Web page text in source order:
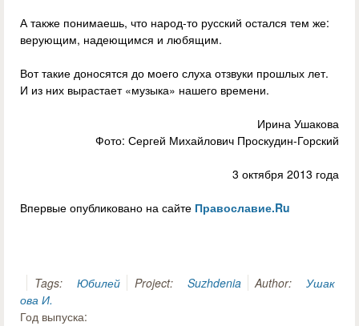
А также понимаешь, что народ-то русский остался тем же:
верующим, надеющимся и любящим.
Вот такие доносятся до моего слуха отзвуки прошлых лет.
И из них вырастает «музыка» нашего времени.
Ирина Ушакова
Фото: Сергей Михайлович Проскудин-Горский
3 октября 2013 года
Впервые опубликовано на сайте Православие.Ru
Tags: Юбилей Project: Suzhdenia Author:
Ушак
ова И.
Год выпуска: